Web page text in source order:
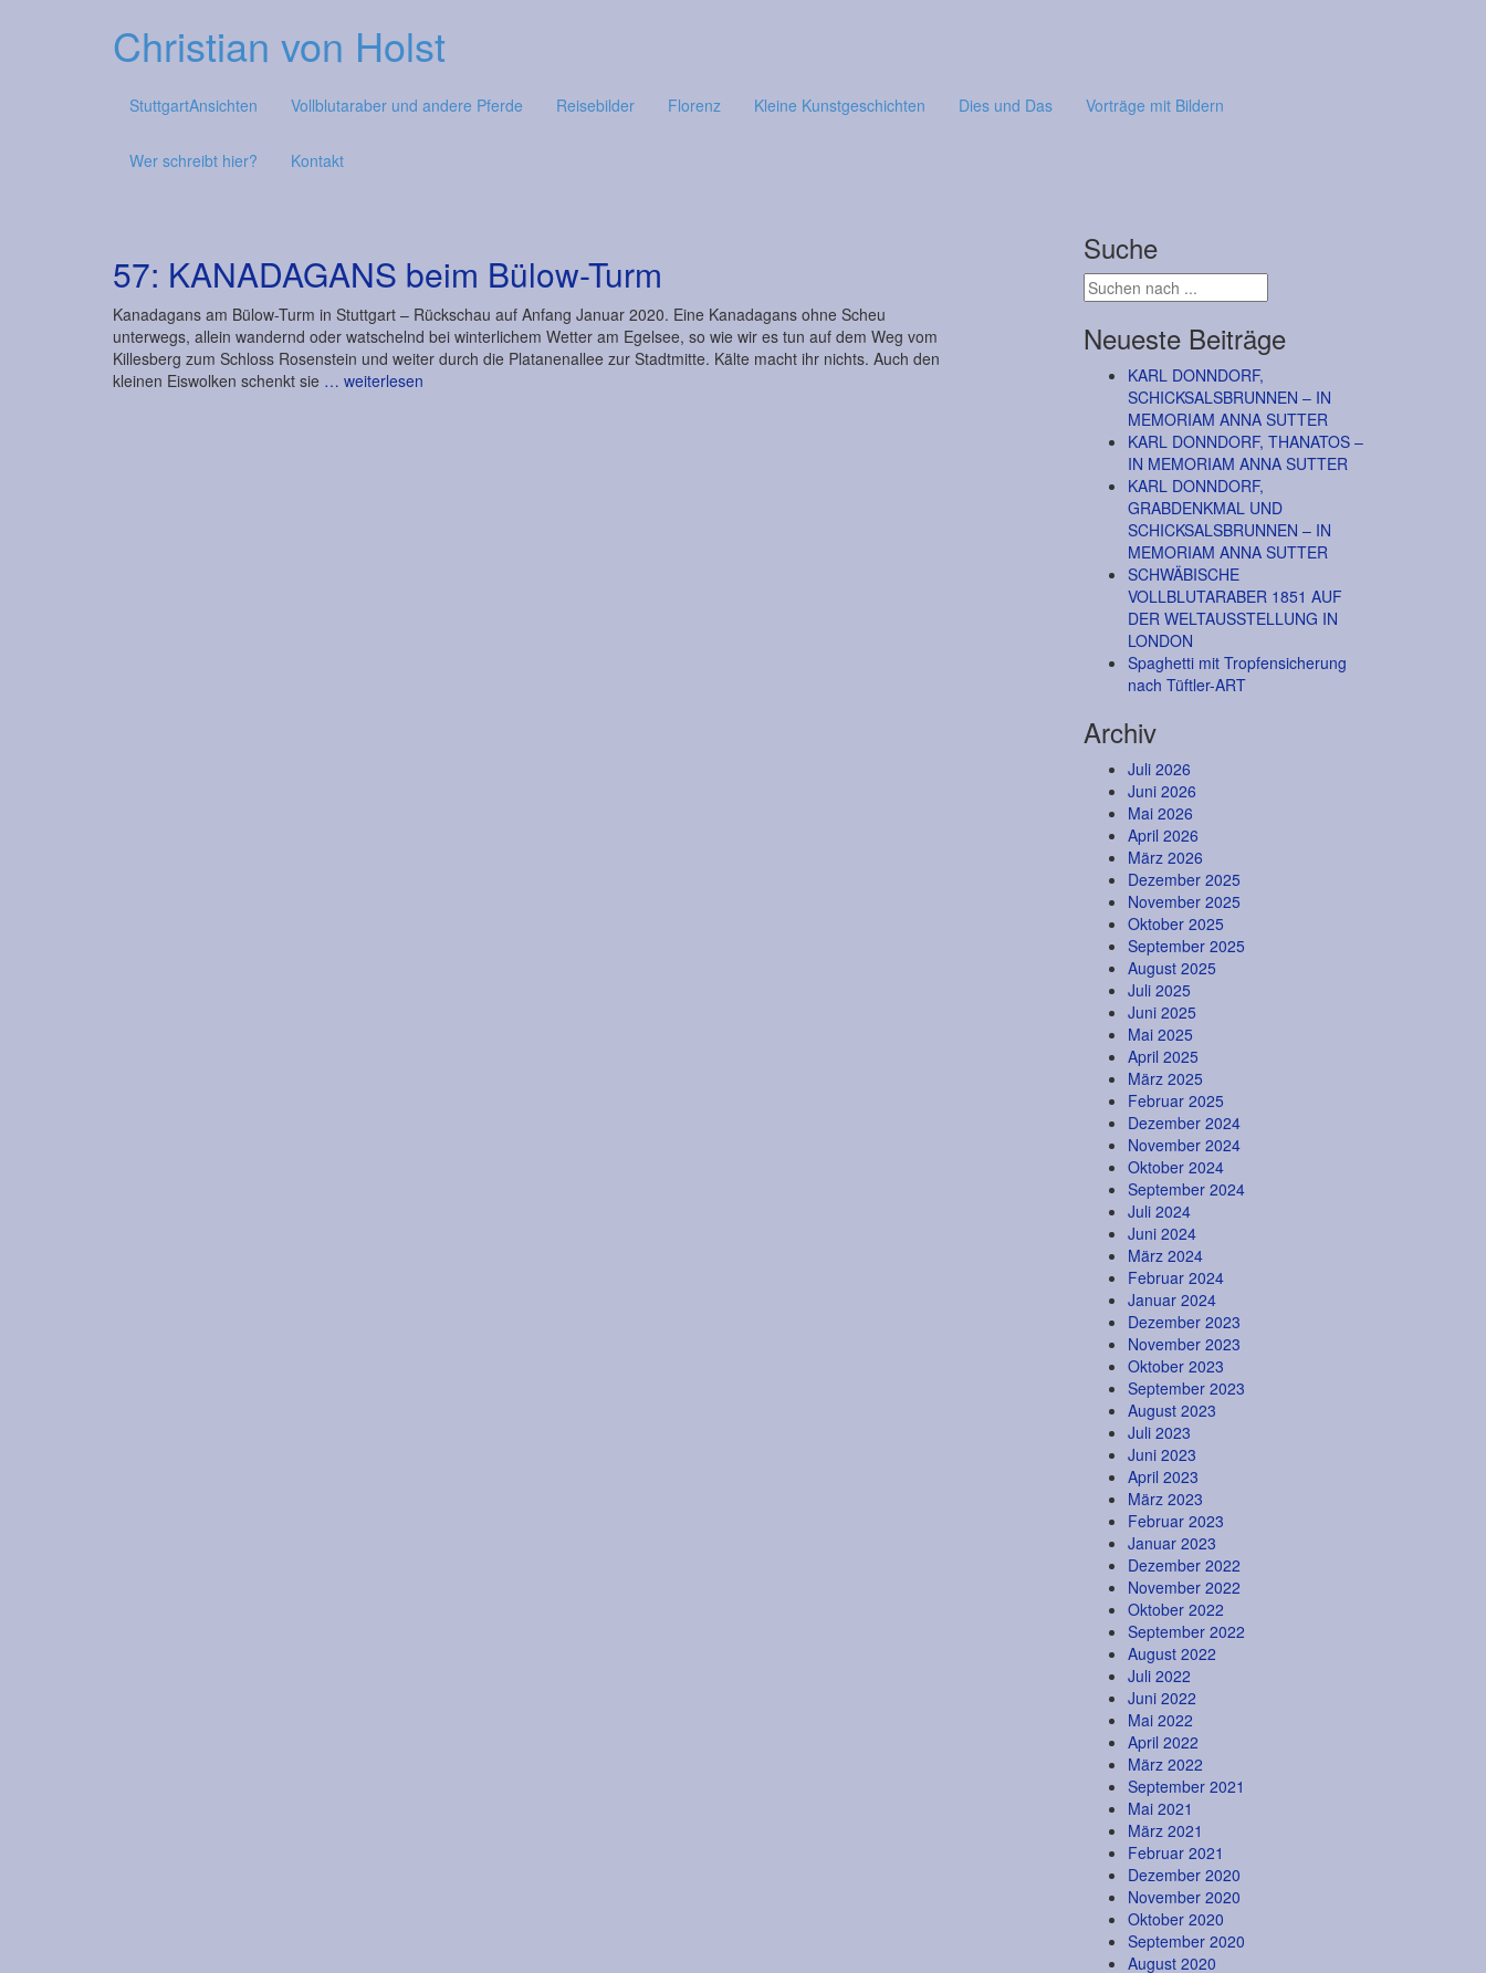
Christian von Holst
StuttgartAnsichten Vollblutaraber und andere Pferde Reisebilder Florenz Kleine Kunstgeschichten Dies und Das Vorträge mit Bildern
Wer schreibt hier? Kontakt
57: KANADAGANS beim Bülow-Turm
Kanadagans am Bülow-Turm in Stuttgart – Rückschau auf Anfang Januar 2020. Eine Kanadagans ohne Scheu
unterwegs, allein wandernd oder watschelnd bei winterlichem Wetter am Egelsee, so wie wir es tun auf dem Weg vom
Killesberg zum Schloss Rosenstein und weiter durch die Platanenallee zur Stadtmitte. Kälte macht ihr nichts. Auch den
kleinen Eiswolken schenkt sie … weiterlesen
Suche
Neueste Beiträge
KARL DONNDORF,
SCHICKSALSBRUNNEN – IN
MEMORIAM ANNA SUTTER
KARL DONNDORF, THANATOS –
IN MEMORIAM ANNA SUTTER
KARL DONNDORF,
GRABDENKMAL UND
SCHICKSALSBRUNNEN – IN
MEMORIAM ANNA SUTTER
SCHWÄBISCHE
VOLLBLUTARABER 1851 AUF
DER WELTAUSSTELLUNG IN
LONDON
Spaghetti mit Tropfensicherung
nach Tüftler-ART
Archiv
Juli 2026
Juni 2026
Mai 2026
April 2026
März 2026
Dezember 2025
November 2025
Oktober 2025
September 2025
August 2025
Juli 2025
Juni 2025
Mai 2025
April 2025
März 2025
Februar 2025
Dezember 2024
November 2024
Oktober 2024
September 2024
Juli 2024
Juni 2024
März 2024
Februar 2024
Januar 2024
Dezember 2023
November 2023
Oktober 2023
September 2023
August 2023
Juli 2023
Juni 2023
April 2023
März 2023
Februar 2023
Januar 2023
Dezember 2022
November 2022
Oktober 2022
September 2022
August 2022
Juli 2022
Juni 2022
Mai 2022
April 2022
März 2022
September 2021
Mai 2021
März 2021
Februar 2021
Dezember 2020
November 2020
Oktober 2020
September 2020
August 2020